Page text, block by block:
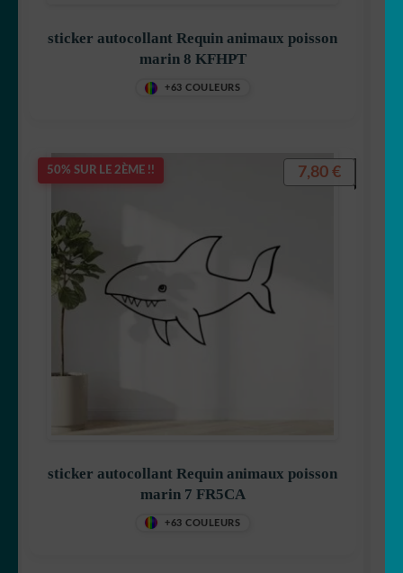
sticker autocollant Requin animaux poisson
marin 8 KFHPT
+63 COULEURS
50% SUR LE 2ÈME !!
sticker autocollant Requin animaux poisson
marin 7 FR5CA
+63 COULEURS
7,80 €